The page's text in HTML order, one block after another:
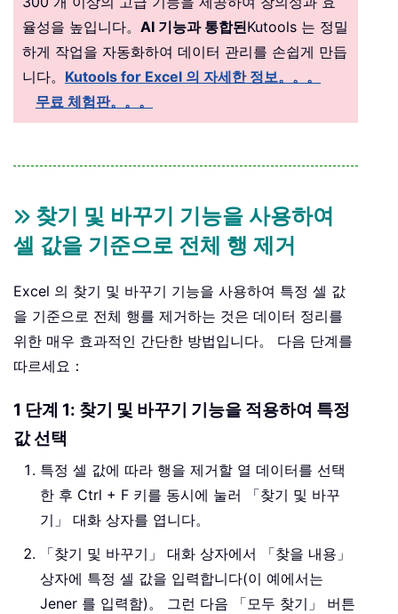
율성을 높입니다。 AI 기능과 통합된Kutools 는 정밀
하게 작업을 자동화하여 데이터 관리를 손쉽게 만듭
니다。 Kutools for Excel 의 자세한 정보。。。
무료 체험판。。。
찾기 및 바꾸기 기능을 사용하여
셀 값을 기준으로 전체 행 제거
Excel 의 찾기 및 바꾸기 기능을 사용하여 특정 셀 값
을 기준으로 전체 행를 제거하는 것은 데이터 정리를
위한 매우 효과적인 간단한 방법입니다。 다음 단계를
따르세요：
1 단계 1: 찾기 및 바꾸기 기능을 적용하여 특정
값 선택
특정 셀 값에 따라 행을 제거할 열 데이터를 선택
한 후 Ctrl + F 키를 동시에 눌러 「찾기 및 바꾸
기」 대화 상자를 엽니다。
「찾기 및 바꾸기」 대화 상자에서 「찾을 내용」
상자에 특정 셀 값을 입력합니다(이 예에서는
Jener 를 입력함)。 그런 다음 「모두 찾기」 버튼